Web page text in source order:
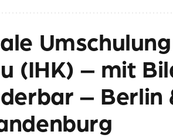
(IHK) – mit
– Berlin